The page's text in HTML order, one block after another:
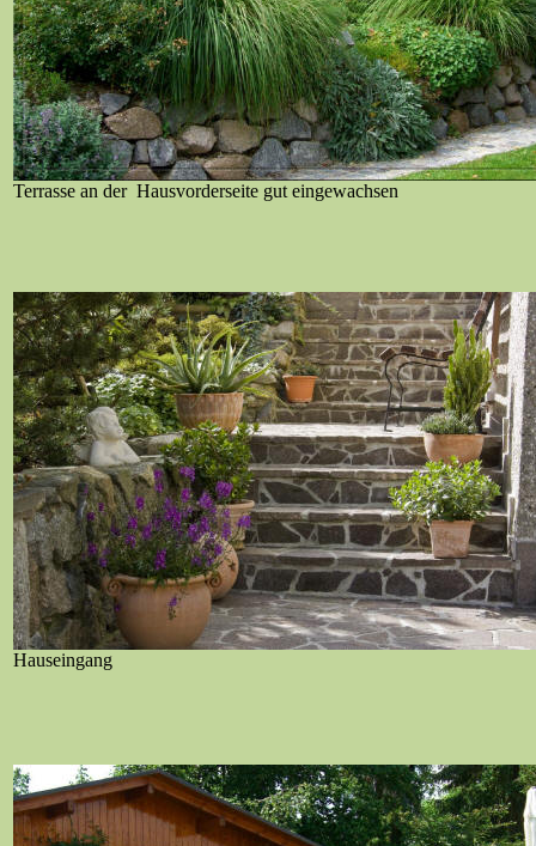
Terrasse an der Hausvorderseite gut eingewachsen
Hauseingang